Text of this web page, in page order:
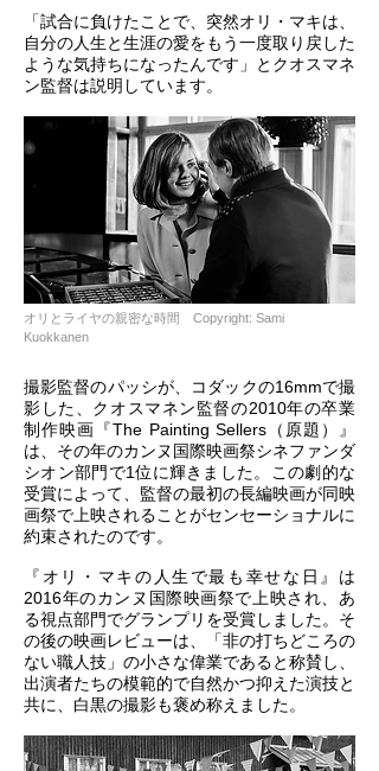
「試合に負けたことで、突然オリ・マキは、
自分の人生と生涯の愛をもう一度取り戻した
ような気持ちになったんです」とクオスマネ
ン監督は説明しています。
オリとライヤの親密な時間 Copyright: Sami
Kuokkanen
撮影監督のパッシが、コダックの16mmで撮
影した、クオスマネン監督の2010年の卒業
制作映画『The Painting Sellers（原題）』
は、その年のカンヌ国際映画祭シネファンダ
シオン部門で1位に輝きました。この劇的な
受賞によって、監督の最初の長編映画が同映
画祭で上映されることがセンセーショナルに
約束されたのです。
『オリ・マキの人生で最も幸せな日』は
2016年のカンヌ国際映画祭で上映され、あ
る視点部門でグランプリを受賞しました。そ
の後の映画レビューは、「非の打ちどころの
ない職人技」の小さな偉業であると称賛し、
出演者たちの模範的で自然かつ抑えた演技と
共に、白黒の撮影も褒め称えました。